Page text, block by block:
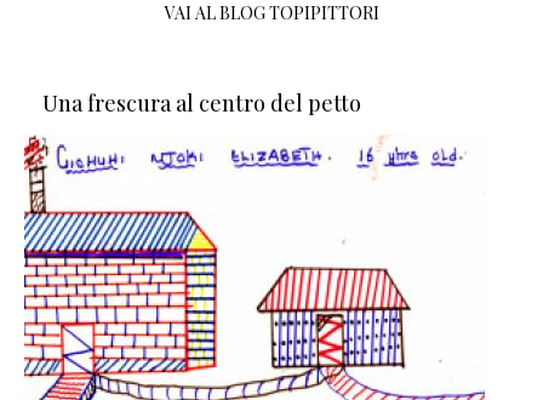
VAI AL BLOG TOPIPITTORI
Una frescura al centro del petto